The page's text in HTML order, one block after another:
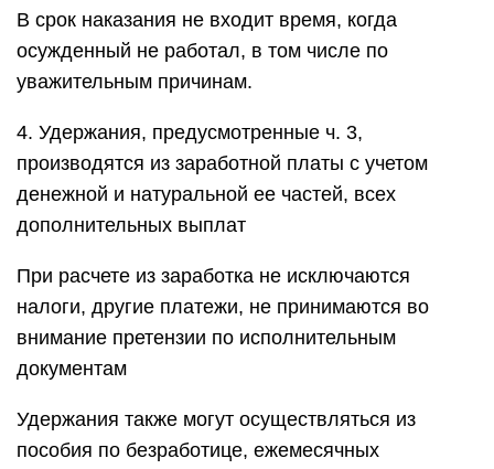
В срок наказания не входит время, когда
осужденный не работал, в том числе по
уважительным причинам.
4. Удержания, предусмотренные ч. 3,
производятся из заработной платы с учетом
денежной и натуральной ее частей, всех
дополнительных выплат
При расчете из заработка не исключаются
налоги, другие платежи, не принимаются во
внимание претензии по исполнительным
документам
Удержания также могут осуществляться из
пособия по безработице, ежемесячных